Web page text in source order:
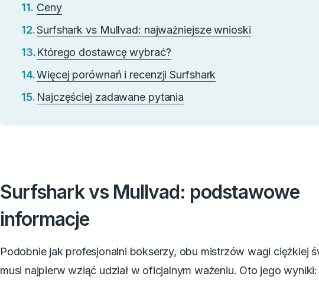
Ceny
Surfshark vs Mullvad: najważniejsze wnioski
Którego dostawcę wybrać?
Więcej porównań i recenzji Surfshark
Najczęściej zadawane pytania
Surfshark vs Mullvad: podstawowe
informacje
Podobnie jak profesjonalni bokserzy, obu mistrzów wagi ciężkiej
musi najpierw wziąć udział w oficjalnym ważeniu. Oto jego wyniki: